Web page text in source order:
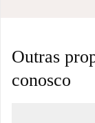
Outras
conosco